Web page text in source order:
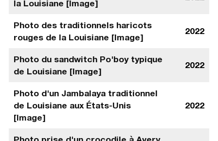
la Louisiane [Image]
Photo des traditionnels haricots
rouges de la Louisiane [Image]
2022
Photo du sandwitch Po'boy typique
de Louisiane [Image]
2022
Photo d'un Jambalaya traditionnel
de Louisiane aux États-Unis
[Image]
2022